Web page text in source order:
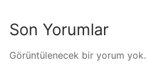
Son Yorumlar
Görüntülenecek bir yorum yok.